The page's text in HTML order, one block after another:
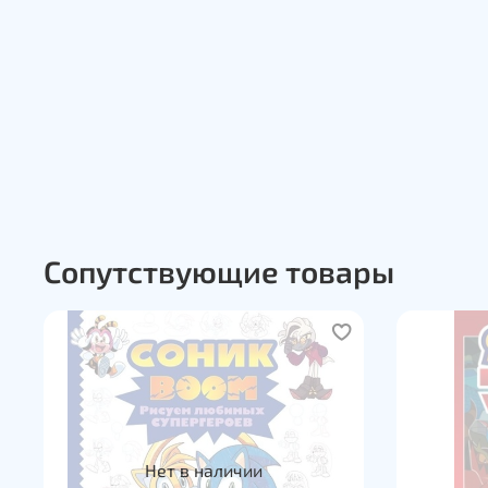
Сопутствующие товары
Нет в наличии